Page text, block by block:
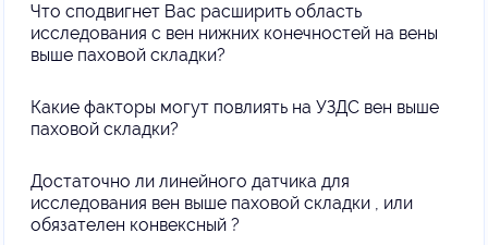
Что сподвигнет Вас расширить область
исследования с вен нижних конечностей на вены
выше паховой складки?
Какие факторы могут повлиять на УЗДС вен выше
паховой складки?
Достаточно ли линейного датчика для
исследования вен выше паховой складки , или
обязателен конвексный ?